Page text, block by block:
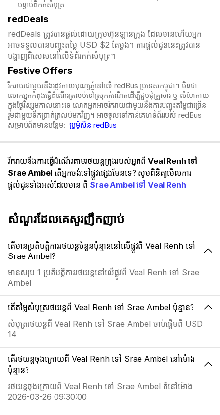
បន្ទាប់ពីកក់សំបុត្
redDeals
redDeals ត្រូវបានផ្តល់ដោយក្រុមហ៊ុនឡានក្រុង ដែលមានហើយអ្នក
អាចទទួលបានបញ្ចុះតម្លៃ USD $2 តែម្ដង។ ការផ្តល់ជូននេះត្រូវបាន
បង្ហាញពិសេសនៅលើទំព័រកក់សំបុត្រ។​​
Festive Offers
រីករាយជាមួយនឹងរដូវកាលបុណ្យភ្ជុំ​នៅលើ redBus ប្រទេសកម្ពុជា។ មិនថា
លោកអ្នកកំពុងធ្វើដំណើរត្រលប់ទៅស្រុកកំណើតដើម្បីជួបជុំគ្រួសារ ឬ លំហែកាយ
ក្នុងថ្ងៃវិស្សមកាលនោះទេ លោកអ្នកអាចរីករាយជាមួយនឹងការបញ្ចុះតម្លៃជាច្រើន
រួមជាមួយទឹកប្រាក់ត្រលប់មកវិញ។ អាចចូលទៅកាន់គេហទំព័ររបស់ redBus
សម្រាប់ព័តមានបន្ថែម: ប្រូម៉ូសិន redBus
រីករាយនឹងការធ្វើដំណើរតាមរថយន្តក្រុងរបស់អ្នកពីVeal Renh ទៅ
Srae Ambel តើអ្នកចង់ទៅផ្លូវផ្សេងមែនទេ? សូមពិនិត្យមើលការ
ផ្តល់ជូនទាំងអស់ដែលមាន ពី Srae Ambel ទៅ Veal Renh
សំណួរដែលគេសួរញឹកញាប់
តើមានប្រតិបត្តិការរថយន្តចំនួនប៉ុន្មាននៅលើផ្លូវពី Veal Renh ទៅ
Srae Ambel?
មានសរុប 1 ប្រតិបត្តិការរថយន្តនៅលើផ្លូវពី Veal Renh ទៅ Srae
Ambel
តើតម្លៃសំបុត្ររថយន្តពី Veal Renh ទៅ Srae Ambel ប៉ុន្មាន?
សំបុត្ររថយន្តពី Veal Renh ទៅ Srae Ambel ចាប់ផ្តើមពី USD
14
តើរថយន្តចុងក្រោយពី Veal Renh ទៅ Srae Ambel នៅម៉ោង
ប៉ុន្មាន?
រថយន្តចុងក្រោយពី Veal Renh ទៅ Srae Ambel គឺនៅម៉ោង
2026-03-26 09:30:00